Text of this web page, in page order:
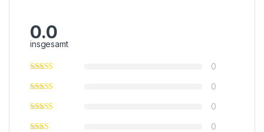
0.0
insgesamt
0
0
0
0